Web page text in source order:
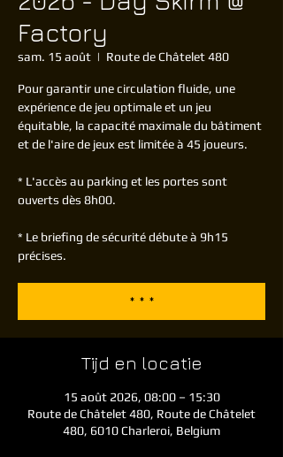
Factory
sam. 15 août
  |
Route de Châtelet 480
Pour garantir une circulation fluide, une
expérience de jeu optimale et un jeu
équitable, la capacité maximale du bâtiment
et de l'aire de jeux est limitée à 45 joueurs.
* L'accès au parking et les portes sont
ouverts dès 8h00.
* Le briefing de sécurité débute à 9h15
précises.
* * *
Tijd en locatie
15 août 2026, 08:00 – 15:30
Route de Châtelet 480, Route de Châtelet
480, 6010 Charleroi, Belgium